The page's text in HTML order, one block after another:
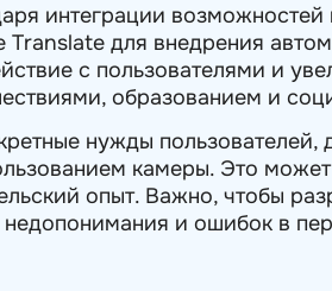
интеграции возможностей
для внедрения
с пользователями и
образованием и
нужды
камеры. Это
опыт. Важно, чтобы
недопонимания и ошибок в